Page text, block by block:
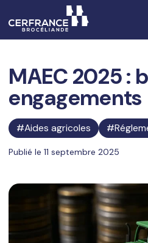
MAEC 2025 :
engagements
Aides agricoles
Publié le 11 septembre 2025